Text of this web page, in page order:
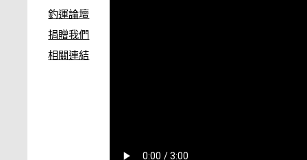
釣運論壇
捐贈我們
相關連結